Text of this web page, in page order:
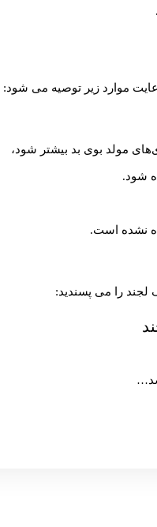
موارد زیر توصیه می شود:
مولد بوی بد بیشتر شود،
شود.
نشده است.
را می پسندید: